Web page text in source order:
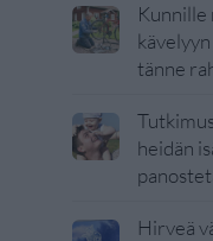
Kunnille
tänne
heidän
Hirveä